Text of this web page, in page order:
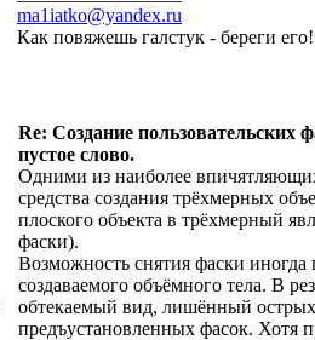
ma1iatko@yandex.ru
Как повяжешь галстук - береги
Re: Создание
пустое слово.
Одними из наиболее
средства создания трёхмерных
плоского объекта в трёхмерный
фаски).
Возможность снятия фаски
создаваемого объёмного тела. В
обтекаемый вид, лишённый острых
предъустановленных фасок. Хотя